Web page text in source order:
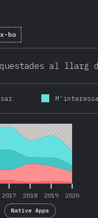
ho
al llarg
M'interessa
2017 2018 2019 2020
2017 2018 2019 2020
Native Apps